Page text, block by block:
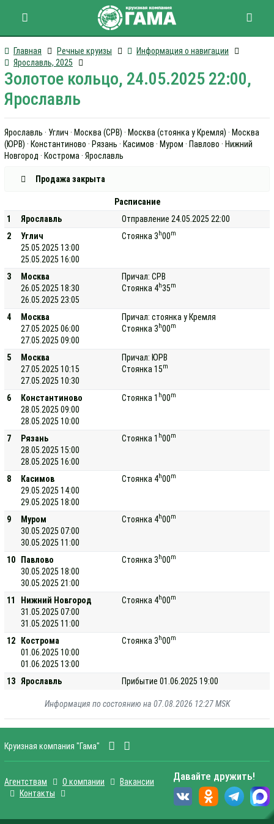
Главная Речные круизы
Информация о навигации
Ярославль, 2025
Золотое кольцо, 24.05.2025 22:00,
Ярославль
Ярославль · Углич · Москва (СРВ) · Москва (стоянка у Кремля) · Москва
(ЮРВ) · Константиново · Рязань · Касимов · Муром · Павлово · Нижний
Новгород · Кострома · Ярославль
Продажа закрыта
Расписание
1
Ярославль
Отправление 24.05.2025 22:00
2
Углич
25.05.2025 13:00
25.05.2025 16:00
Стоянка 3 h00m
3
Москва
26.05.2025 18:30
26.05.2025 23:05
Причал: СРВ
Стоянка 4h35m
4
Москва
27.05.2025 06:00
27.05.2025 09:00
Причал: стоянка у Кремля
Стоянка 3 h00m
5
Москва
27.05.2025 10:15
27.05.2025 10:30
Причал: ЮРВ
Стоянка 15m
6
Константиново
28.05.2025 09:00
28.05.2025 10:00
Стоянка 1 h00m
7
Рязань
28.05.2025 15:00
28.05.2025 16:00
Стоянка 1 h00m
8
Касимов
29.05.2025 14:00
29.05.2025 18:00
Стоянка 4h00m
9
Муром
30.05.2025 07:00
30.05.2025 11:00
Стоянка 4h00m
10
Павлово
30.05.2025 18:00
30.05.2025 21:00
Стоянка 3 h00m
11
Нижний Новгород
31.05.2025 07:00
31.05.2025 11:00
Стоянка 4h00m
12
Кострома
01.06.2025 10:00
01.06.2025 13:00
Стоянка 3 h00m
13 Ярославль Прибытие 01.06.2025 19:00
Информация по состоянию на 07.08.2026 12:27 MSK
Круизная компания "Гама"
Агентствам О компании
Вакансии
Контакты
Давайте дружить!